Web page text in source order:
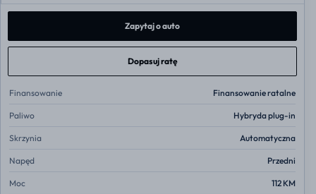
Zapytaj o auto
Dopasuj ratę
Finansowanie Finansowanie ratalne
Paliwo Hybryda plug-in
Skrzynia Automatyczna
Napęd Przedni
Moc 112 KM